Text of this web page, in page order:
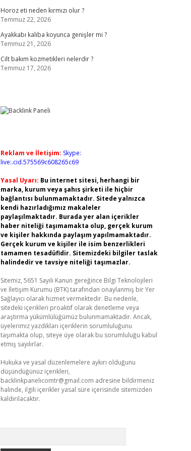
Horoz eti neden kırmızı olur ?
Temmuz 22, 2026
Ayakkabı kalıba koyunca genişler mi ?
Temmuz 21, 2026
Cilt bakım kozmetikleri nelerdir ?
Temmuz 17, 2026
Reklam ve İletişim: Skype:
live:.cid.575569c608265c69
Yasal Uyarı: Bu internet sitesi, herhangi bir
marka, kurum veya şahıs şirketi ile hiçbir
bağlantısı bulunmamaktadır. Sitede yalnızca
kendi hazırladığımız makaleler
paylaşılmaktadır. Burada yer alan içerikler
haber niteliği taşımamakta olup, gerçek kurum
ve kişiler hakkında paylaşım yapılmamaktadır.
Gerçek kurum ve kişiler ile isim benzerlikleri
tamamen tesadüfidir. Sitemizdeki bilgiler taslak
halindedir ve tavsiye niteliği taşımazlar.
Sitemiz, 5651 Sayılı Kanun gereğince Bilgi Teknolojileri
ve İletişim Kurumu (BTK) tarafından onaylanmış bir Yer
Sağlayıcı olarak hizmet vermektedir. Bu nedenle,
sitedeki içerikleri proaktif olarak denetleme veya
araştırma yükümlülüğümüz bulunmamaktadır. Ancak,
üyelerimiz yazdıkları içeriklerin sorumluluğunu
taşımakta olup, siteye üye olarak bu sorumluluğu kabul
etmiş sayılırlar.
Hukuka ve yasal düzenlemelere aykırı olduğunu
düşündüğünüz içerikleri,
backlinkpanelicomtr@gmail.com adresine bildirmeniz
halinde, ilgili içerikler yasal süre içerisinde sitemizden
kaldırılacaktır.